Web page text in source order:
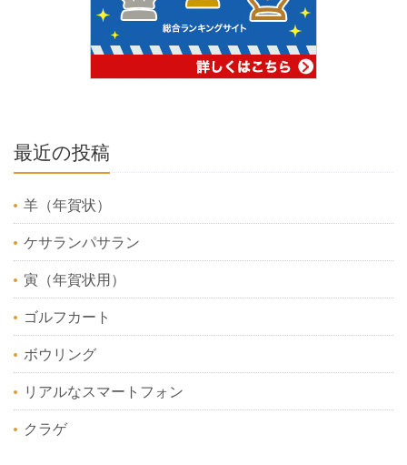
最近の投稿
羊（年賀状）
ケサランパサラン
寅（年賀状用）
ゴルフカート
ボウリング
リアルなスマートフォン
クラゲ